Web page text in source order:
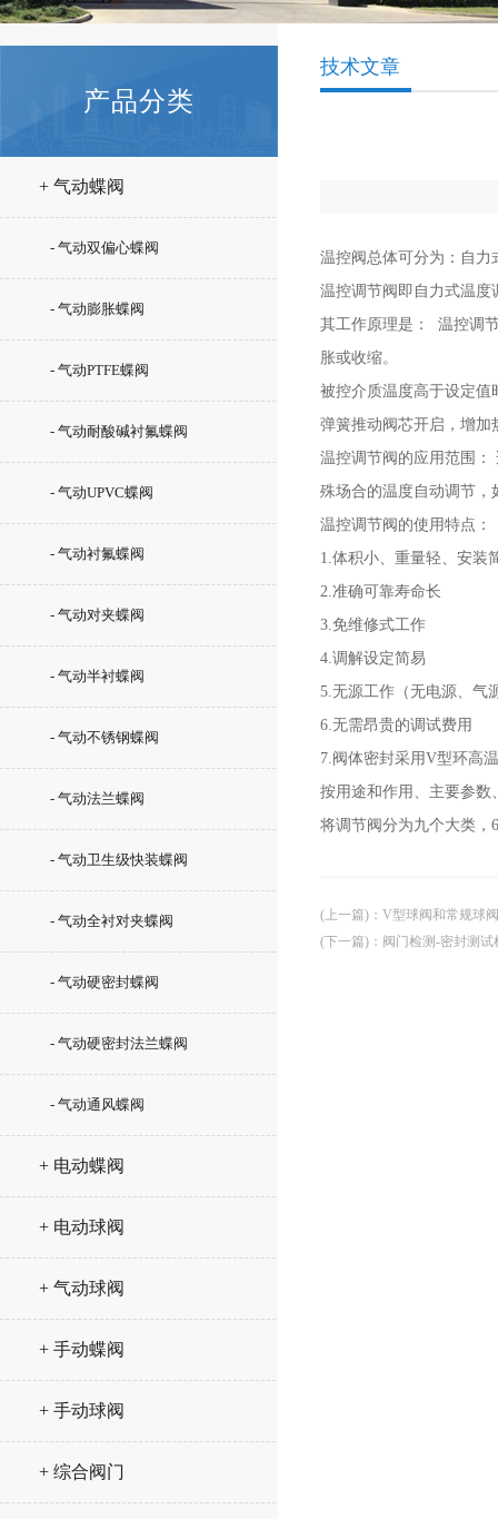
产品分类
+ 气动蝶阀
- 气动双偏心蝶阀
- 气动膨胀蝶阀
- 气动PTFE蝶阀
- 气动耐酸碱衬氟蝶阀
- 气动UPVC蝶阀
- 气动衬氟蝶阀
- 气动对夹蝶阀
- 气动半衬蝶阀
- 气动不锈钢蝶阀
- 气动法兰蝶阀
- 气动卫生级快装蝶阀
- 气动全衬对夹蝶阀
- 气动硬密封蝶阀
- 气动硬密封法兰蝶阀
- 气动通风蝶阀
+ 电动蝶阀
+ 电动球阀
+ 气动球阀
+ 手动蝶阀
+ 手动球阀
+ 综合阀门
技术文章
温控阀总体可分为：自力
温控调节阀即自力式温度
其工作原理是： 温控调
胀或收缩。
被控介质温度高于设定值
弹簧推动阀芯开启，增加
温控调节阀的应用范围：
殊场合的温度自动调节，
温控调节阀的使用特点：
1.体积小、重量轻、安装
2.准确可靠寿命长
3.免维修式工作
4.调解设定简易
5.无源工作（无电源、气
6.无需昂贵的调试费用
7.阀体密封采用V型环高
按用途和作用、主要参数
将调节阀分为九个大类，
(上一篇) ： V型球阀和常规球
(下一篇) ： 阀门检测-密封测